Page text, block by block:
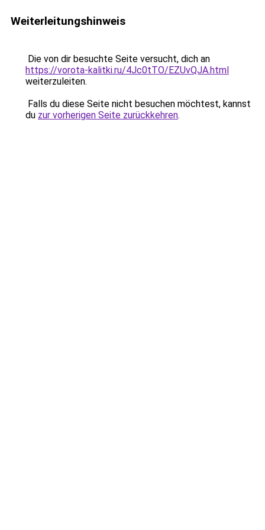
Weiterleitungshinweis
Die von dir besuchte Seite versucht, dich an
https://vorota-kalitki.ru/4Jc0tTO/EZUvQJA.html
weiterzuleiten.
Falls du diese Seite nicht besuchen möchtest, kannst
du zur vorherigen Seite zurückkehren.